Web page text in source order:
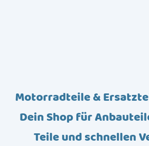
Motorradteile &
Dein Shop für
Teile und schnellen